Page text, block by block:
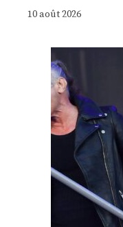
10 août 2026